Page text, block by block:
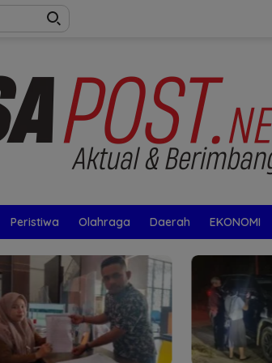
Peristiwa Olahraga Daerah EKONOMI